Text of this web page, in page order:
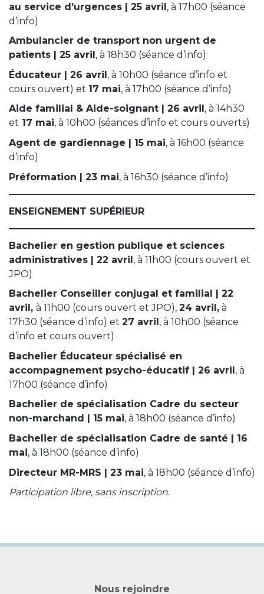
au service d’urgences | 25 avril, à 17h00 (séance
d’info)
Ambulancier de transport non urgent de
patients | 25 avril , à 18h30 (séance d’info)
Éducateur | 26 avril, à 10h00 (séance d’info et
cours ouvert) et 17 mai, à 17h00 (séance d’info)
Aide familial & Aide-soignant | 26 avril , à 14h30
et 17 mai, à 10h00 (séances d’info et cours ouverts)
Agent de gardiennage | 15 mai, à 16h00 (séance
d’info)
Préformation | 23 mai, à 16h30 (séance d’info)
ENSEIGNEMENT SUPÉRIEUR
Bachelier en gestion publique et sciences
administratives | 22 avril, à 11h00 (cours ouvert et
JPO)
Bachelier Conseiller conjugal et familial | 22
avril, à 11h00 (cours ouvert et JPO), 24 avril, à
17h30 (séance d’info) et 27 avril, à 10h00 (séance
d’info et cours ouvert)
Bachelier Éducateur spécialisé en
accompagnement psycho-éducatif | 26 avril, à
17h00 (séance d’info)
Bachelier de spécialisation Cadre du secteur
non-marchand | 15 mai, à 18h00 (séance d’info)
Bachelier de spécialisation Cadre de santé | 16
mai, à 18h00 (séance d’info)
Directeur MR-MRS | 23 mai, à 18h00 (séance d’info)
Participation libre, sans inscription.
Nous rejoindre